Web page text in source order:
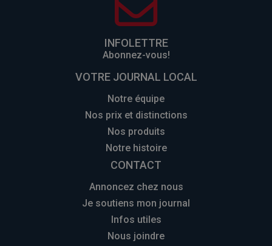
INFOLETTRE
Abonnez-vous!
VOTRE JOURNAL LOCAL
Notre équipe
Nos prix et distinctions
Nos produits
Notre histoire
CONTACT
Annoncez chez nous
Je soutiens mon journal
Infos utiles
Nous joindre